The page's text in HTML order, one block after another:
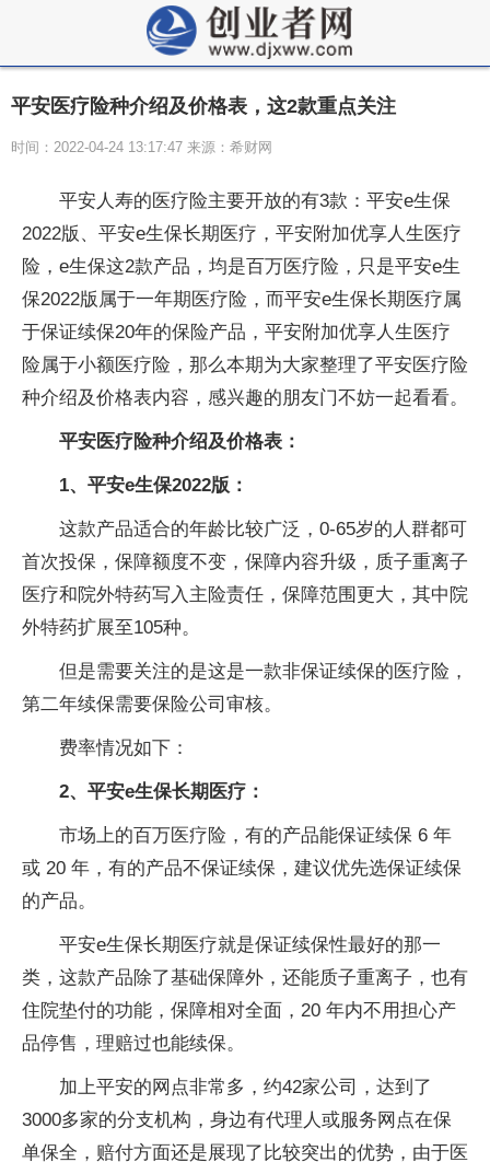
平安医疗险种介绍及价格表，这2款重点关注
时间：2022-04-24 13:17:47 来源：希财网
平安人寿的医疗险主要开放的有3款：平安e生保
2022版、平安e生保长期医疗，平安附加优享人生医疗
险，e生保这2款产品，均是百万医疗险，只是平安e生
保2022版属于一年期医疗险，而平安e生保长期医疗属
于保证续保20年的保险产品，平安附加优享人生医疗
险属于小额医疗险，那么本期为大家整理了平安医疗险
种介绍及价格表内容，感兴趣的朋友门不妨一起看看。
平安医疗险种介绍及价格表：
1、平安e生保2022版：
这款产品适合的年龄比较广泛，0-65岁的人群都可
首次投保，保障额度不变，保障内容升级，质子重离子
医疗和院外特药写入主险责任，保障范围更大，其中院
外特药扩展至105种。
但是需要关注的是这是一款非保证续保的医疗险，
第二年续保需要保险公司审核。
费率情况如下：
2、平安e生保长期医疗：
市场上的百万医疗险，有的产品能保证续保 6 年
或 20 年，有的产品不保证续保，建议优先选保证续保
的产品。
平安e生保长期医疗就是保证续保性最好的那一
类，这款产品除了基础保障外，还能质子重离子，也有
住院垫付的功能，保障相对全面，20 年内不用担心产
品停售，理赔过也能续保。
加上平安的网点非常多，约42家公司，达到了
3000多家的分支机构，身边有代理人或服务网点在保
单保全，赔付方面还是展现了比较突出的优势，由于医